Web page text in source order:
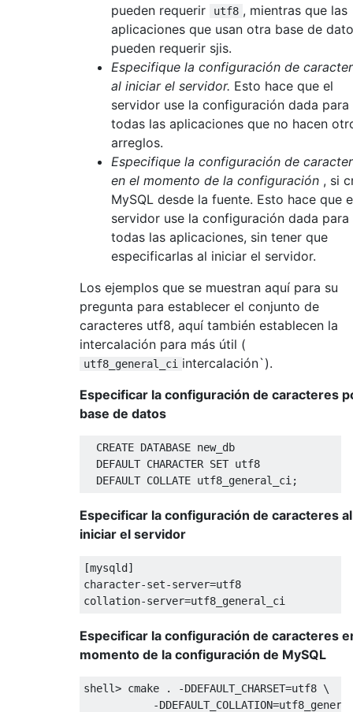
pueden requerir utf8 , mientras que las
aplicaciones que usan otra base de
pueden requerir sjis.
Especifique la configuración de
al iniciar el servidor. Esto hace que el
servidor use la configuración dada para
todas las aplicaciones que no hacen
arreglos.
Especifique la configuración de
en el momento de la configuración , si
MySQL desde la fuente. Esto hace que
servidor use la configuración dada para
todas las aplicaciones, sin tener que
especificarlas al iniciar el servidor.
Los ejemplos que se muestran aquí para su
pregunta para establecer el conjunto de
caracteres utf8, aquí también establecen la
intercalación para más útil (
utf8_general_ci intercalación`).
Especificar la configuración de caracteres
base de datos
CREATE DATABASE new_db
DEFAULT CHARACTER SET utf8
DEFAULT COLLATE utf8_general_ci ;
Especificar la configuración de caracteres al
iniciar el servidor
[mysqld]
character-set-server=utf8
collation-server=utf8_general_ci
Especificar la configuración de caracteres
momento de la configuración de MySQL
shell> cmake . -DDEFAULT_CHARSET=utf8 \
-DDEFAULT_COLLATION=